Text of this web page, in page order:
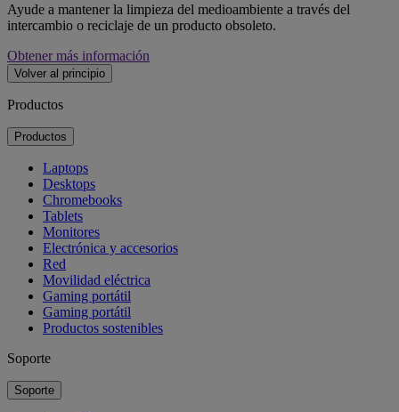
Ayude a mantener la limpieza del medioambiente a través del
intercambio o reciclaje de un producto obsoleto.
Obtener más información
Volver al principio
Productos
Productos
Laptops
Desktops
Chromebooks
Tablets
Monitores
Electrónica y accesorios
Red
Movilidad eléctrica
Gaming portátil
Gaming portátil
Productos sostenibles
Soporte
Soporte